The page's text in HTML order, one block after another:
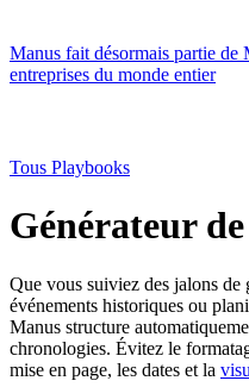
Manus fait désormais partie
entreprises du monde entier
Tous Playbooks
Générateur
Que vous suiviez des jalons de
événements historiques ou
Manus structure
chronologies. Évitez le
mise en page, les dates et la